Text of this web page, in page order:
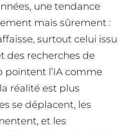
une tendance
mais sûrement :
surtout celui issu
des recherches de
pointent l’IA comme
réalité est plus
se déplacent, les
et les